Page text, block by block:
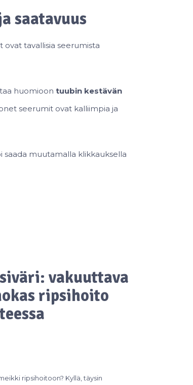
saatavuus
ovat tavallisia seerumista
huomioon tuubin kestävän
seerumit ovat kalliimpia ja
saada muutamalla klikkauksella
vakuuttava
ripsihoito
ripsihoitoon? Kyllä, täysin